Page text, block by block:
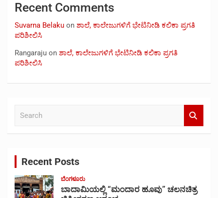
Recent Comments
Suvarna Belaku on ಶಾಲೆ, ಕಾಲೇಜುಗಳಿಗೆ ಭೇಟಿನೀಡಿ ಕಲಿಕಾ ಪ್ರಗತಿ
ಪರಿಶೀಲಿಸಿ
Rangaraju on ಶಾಲೆ, ಕಾಲೇಜುಗಳಿಗೆ ಭೇಟಿನೀಡಿ ಕಲಿಕಾ ಪ್ರಗತಿ
ಪರಿಶೀಲಿಸಿ
Recent Posts
ಬೆಂಗಳೂರು
ಬಾದಾಮಿಯಲ್ಲಿ “ಮಂದಾರ ಹೂವು” ಚಲನಚಿತ್ರ